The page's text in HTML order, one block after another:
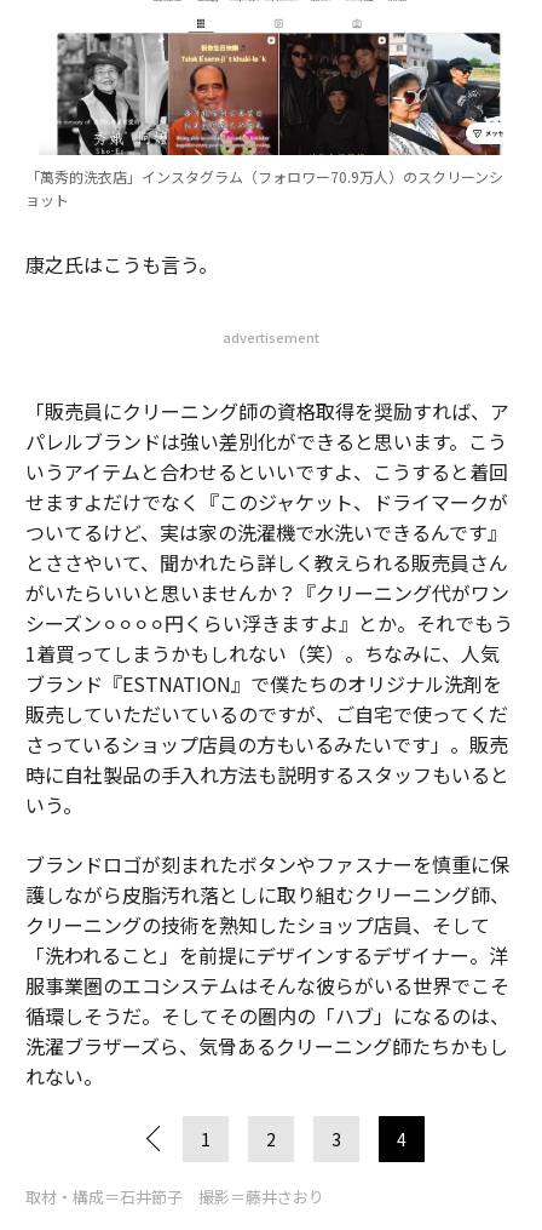
「萬秀的洗衣店」インスタグラム（フォロワー70.9万人）のスクリーンシ
ョット
康之氏はこうも言う。
advertisement
「販売員にクリーニング師の資格取得を奨励すれば、ア
パレルブランドは強い差別化ができると思います。こう
いうアイテムと合わせるといいですよ、こうすると着回
せますよだけでなく『このジャケット、ドライマークが
ついてるけど、実は家の洗濯機で水洗いできるんです』
とささやいて、聞かれたら詳しく教えられる販売員さん
がいたらいいと思いませんか？『クリーニング代がワン
シーズン⚪︎⚪︎⚪︎⚪︎円くらい浮きますよ』とか。それでもう
1着買ってしまうかもしれない（笑）。ちなみに、人気
ブランド『ESTNATION』で僕たちのオリジナル洗剤を
販売していただいているのですが、ご自宅で使ってくだ
さっているショップ店員の方もいるみたいです」。販売
時に自社製品の手入れ方法も説明するスタッフもいると
いう。
ブランドロゴが刻まれたボタンやファスナーを慎重に保
護しながら皮脂汚れ落としに取り組むクリーニング師、
クリーニングの技術を熟知したショップ店員、そして
「洗われること」を前提にデザインするデザイナー。洋
服事業圏のエコシステムはそんな彼らがいる世界でこそ
循環しそうだ。そしてその圏内の「ハブ」になるのは、
洗濯ブラザーズら、気骨あるクリーニング師たちかもし
れない。
1 2 3 4
取材・構成＝石井節子 撮影＝藤井さおり